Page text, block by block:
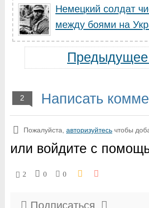
Немецкий солдат
между боями на
2 Написать
Пожалуйста, авторизуйтесь чтобы
или войдите с
2 0 0
Подписаться